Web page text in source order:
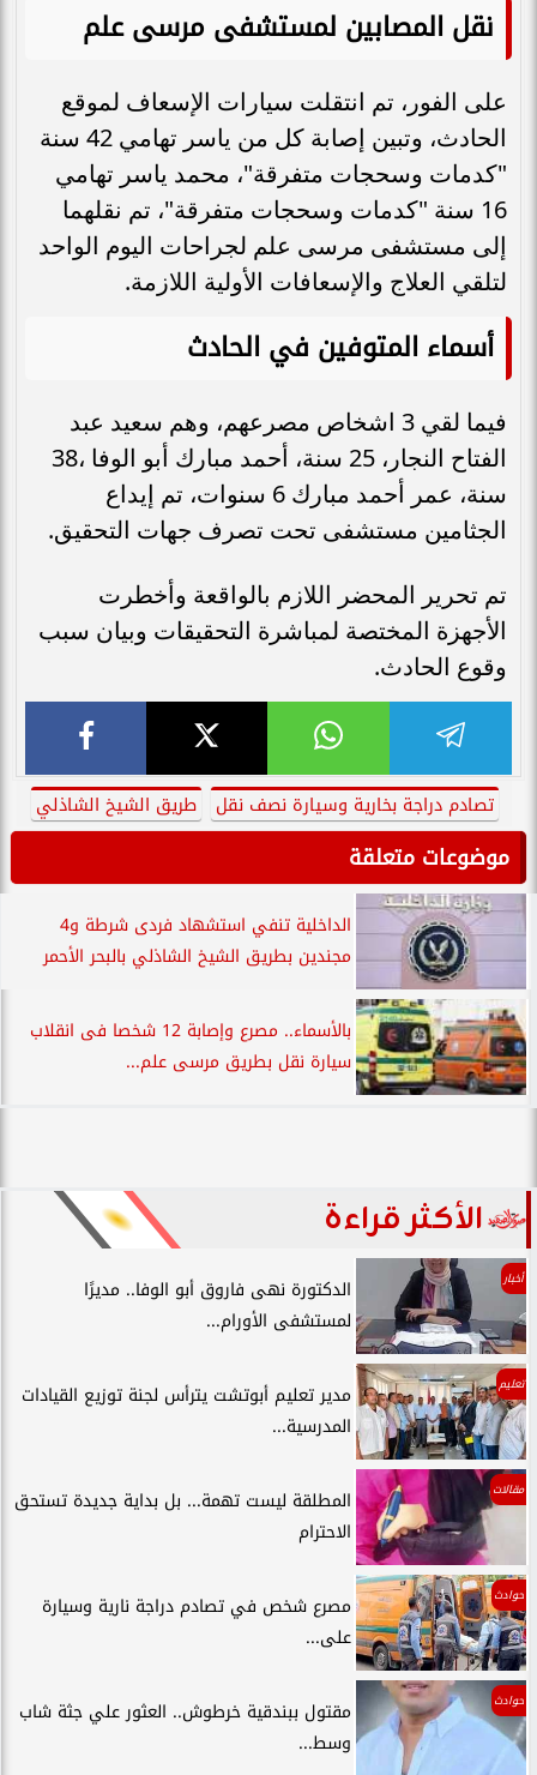
نقل المصابين لمستشفى مرسى علم
على الفور، تم انتقلت سيارات الإسعاف لموقع
الحادث، وتبين إصابة كل من ياسر تهامي 42 سنة
"كدمات وسحجات متفرقة"، محمد ياسر تهامي
16 سنة "كدمات وسحجات متفرقة"، تم نقلهما
إلى مستشفى مرسى علم لجراحات اليوم الواحد
لتلقي العلاج والإسعافات الأولية اللازمة.
أسماء المتوفين في الحادث
فيما لقي 3 اشخاص مصرعهم، وهم سعيد عبد
الفتاح النجار، 25 سنة، أحمد مبارك أبو الوفا ،38
سنة، عمر أحمد مبارك 6 سنوات، تم إيداع
الجثامين مستشفى تحت تصرف جهات التحقيق.
تم تحرير المحضر اللازم بالواقعة وأخطرت
الأجهزة المختصة لمباشرة التحقيقات وبيان سبب
وقوع الحادث.
تصادم دراجة بخارية وسيارة نصف نقل طريق الشيخ الشاذلي
موضوعات متعلقة
الداخلية تنفي استشهاد فردى شرطة و4
مجندين بطريق الشيخ الشاذلي بالبحر الأحمر
بالأسماء.. مصرع وإصابة 12 شخصا فى انقلاب
سيارة نقل بطريق مرسى علم...
الأكثر قراءة
أخبار
الدكتورة نهى فاروق أبو الوفا.. مديرًا
لمستشفى الأورام...
تعليم
مدير تعليم أبوتشت يترأس لجنة توزيع القيادات
المدرسية...
مقالات
المطلقة ليست تهمة... بل بداية جديدة تستحق
الاحترام
حوادث
مصرع شخص في تصادم دراجة نارية وسيارة
على...
حوادث
مقتول ببندقية خرطوش.. العثور علي جثة شاب
وسط...